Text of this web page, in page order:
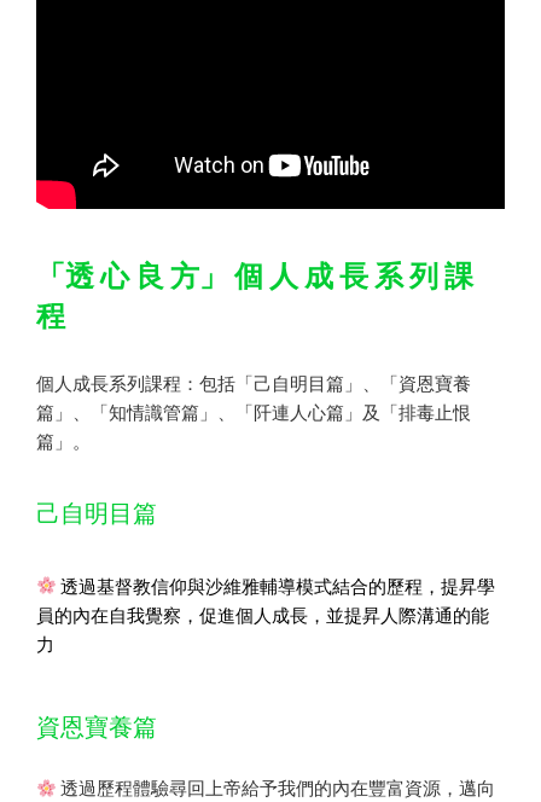
「透 心 良 方」 個 人 成 長 系 列 課
程
個人成長系列課程：包括「己自明目篇」、「資恩寶養
篇」、「知情識管篇」、「阡連人心篇」及「排毒止恨
篇」。
己自明目篇
透過基督教信仰與沙維雅輔導模式結合的歷程，提昇學
員的內在自我覺察，促進個人成長，並提昇人際溝通的能
力
資恩寶養篇
透過歷程體驗尋回上帝給予我們的內在豐富資源，邁向